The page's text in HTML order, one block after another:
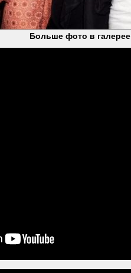
Больше фото в галерее